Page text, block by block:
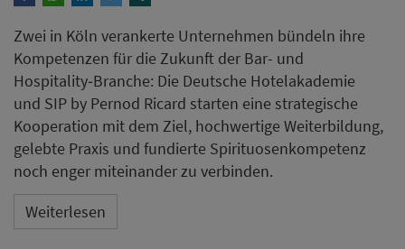
Zwei in Köln verankerte Unternehmen bündeln ihre
Kompetenzen für die Zukunft der Bar- und
Hospitality‑Branche: Die Deutsche Hotelakademie
und SIP by Pernod Ricard starten eine strategische
Kooperation mit dem Ziel, hochwertige Weiterbildung,
gelebte Praxis und fundierte Spirituosenkompetenz
noch enger miteinander zu verbinden.
Weiterlesen